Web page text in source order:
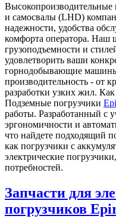
Высокопроизводительные
и самосвалы (LHD)
надежности, удобства
комфорта оператора. Наш
грузоподъемности и
удовлетворить ваши
горнодобывающие
производительность - от
разработки узких жил.
Подземные погрузчики
работы. Разработанный с
эргономичности и
что найдете подходящий
как погрузчики с
электрические
потребностей.
Запчасти для
погрузчиков